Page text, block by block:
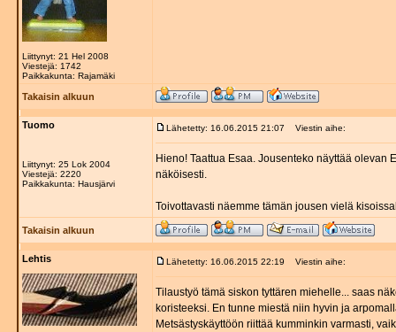
Liittynyt: 21 Hel 2008
Viestejä: 1742
Paikkakunta: Rajamäki
Takaisin alkuun
Tuomo
Liittynyt: 25 Lok 2004
Viestejä: 2220
Paikkakunta: Hausjärvi
Lähetetty: 16.06.2015 21:07 Viestin aihe:
Hieno! Taattua Esaa. Jousenteko näyttää
näköisesti.
Toivottavasti näemme tämän jousen vielä
Takaisin alkuun
Lehtis Lähetetty: 16.06.2015 22:19 Viestin aihe:
Tilaustyö tämä siskon tyttären miehelle... saas
koristeeksi. En tunne miestä niin hyvin ja
Metsästyskäyttöön riittää kumminkin varmasti,